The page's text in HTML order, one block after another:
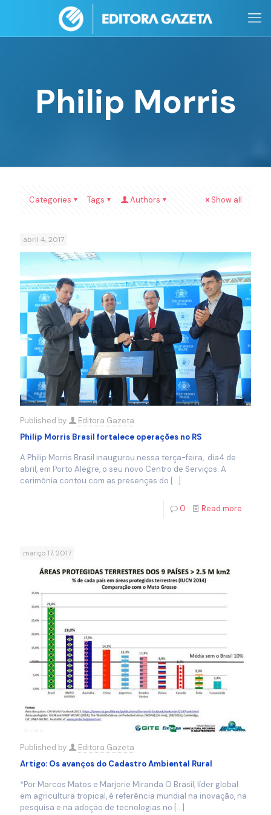
Philip Morris
Categories Tags Authors Show all
abril 4, 2017
Published by
Editora Gazeta
Philip Morris Brasil fortalece operações no RS
A Philip Morris Brasil inaugurou nessa terça-feira, dia4 de
abril, em Porto Alegre, o seu novo Centro de Serviços. A
cerimônia contou com as presenças do […]
0 Read more
março 17, 2017
Published by
Editora Gazeta
Artigo: Os avanços do Cadastro Ambiental Rural
*Por Marcos Matos e Marjorie Miranda O Brasil, líder global
em agricultura tropical, é referência mundial na inovação, na
pesquisa e na adoção de tecnologias no […]